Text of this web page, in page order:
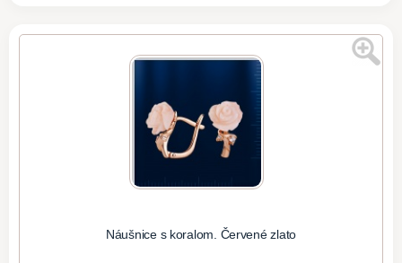
Náušnice s koralom. Červené zlato